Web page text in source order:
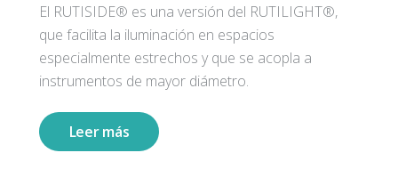
El RUTISIDE® es una versión del RUTILIGHT®,
que facilita la iluminación en espacios
especialmente estrechos y que se acopla a
instrumentos de mayor diámetro.
Leer más